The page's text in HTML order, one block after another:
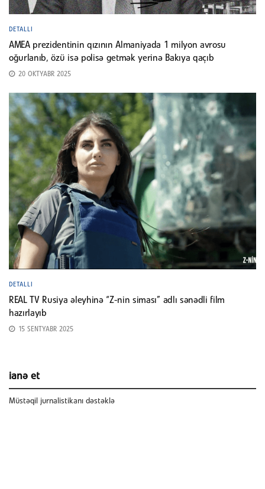
DETALLI
AMEA prezidentinin qızının Almaniyada 1 milyon avrosu
oğurlanıb, özü isə polisə getmək yerinə Bakıya qaçıb
20 OKTYABR 2025
DETALLI
REAL TV Rusiya əleyhinə “Z-nin siması” adlı sənədli film
hazırlayıb
15 SENTYABR 2025
ianə et
Müstəqil jurnalistikanı dəstəklə